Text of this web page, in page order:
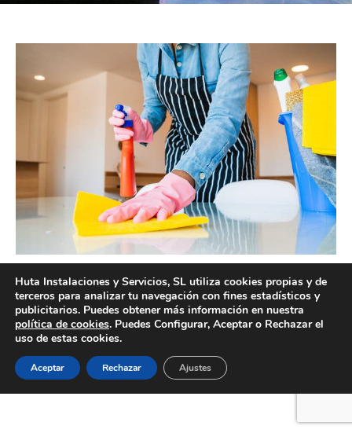
Creado por Tandem Marketing Digital
Información legal
Huta Instalaciones y Servicios, SL utiliza cookies propias y de
terceros para analizar tu navegación con fines estadísticos y
publicitarios. Puedes obtener más información en nuestra
política de cookies. Puedes Configurar, Aceptar o Rechazar el
uso de estas cookies.
Aceptar Rechazar Ajustes